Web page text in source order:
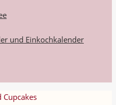
und Einkochkalender